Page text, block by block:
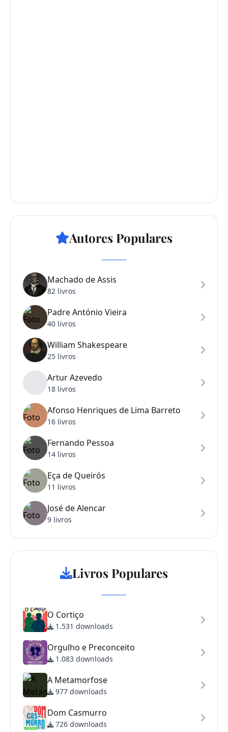
Autores Populares
Machado de Assis
82 livros
Padre António Vieira
40 livros
William Shakespeare
25 livros
Artur Azevedo
18 livros
Afonso Henriques de Lima Barreto
16 livros
Fernando Pessoa
14 livros
Eça de Queirós
11 livros
José de Alencar
9 livros
Livros Populares
O Cortiço
1.531 downloads
Orgulho e Preconceito
1.083 downloads
A Metamorfose
977 downloads
Dom Casmurro
726 downloads